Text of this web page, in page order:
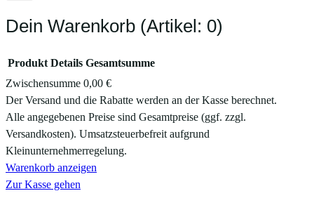
Dein Warenkorb (Artikel: 0)
Produkte
im
Warenkorb
Produkt Details Gesamtsumme
Zwischensumme 0,00 €
Der Versand und die Rabatte werden an der Kasse berechnet.
Alle angegebenen Preise sind Gesamtpreise (ggf. zzgl.
Versandkosten). Umsatzsteuerbefreit aufgrund
Kleinunternehmerregelung.
Warenkorb anzeigen
Zur Kasse gehen